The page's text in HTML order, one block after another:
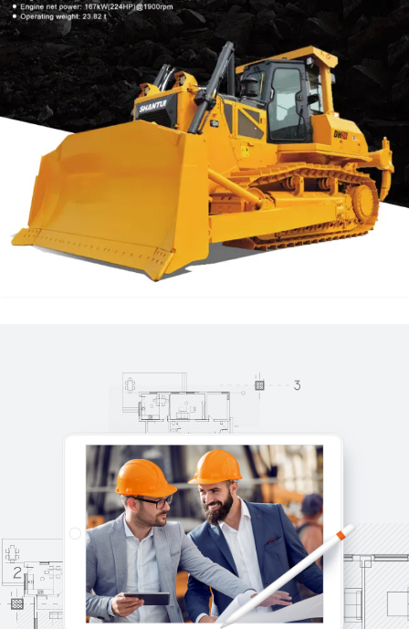
DOZER TOOLS
SHANTUI DH24
Find Out More